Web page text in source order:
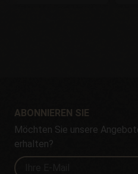
ABONNIEREN SIE
Möchten Sie unsere
erhalten?